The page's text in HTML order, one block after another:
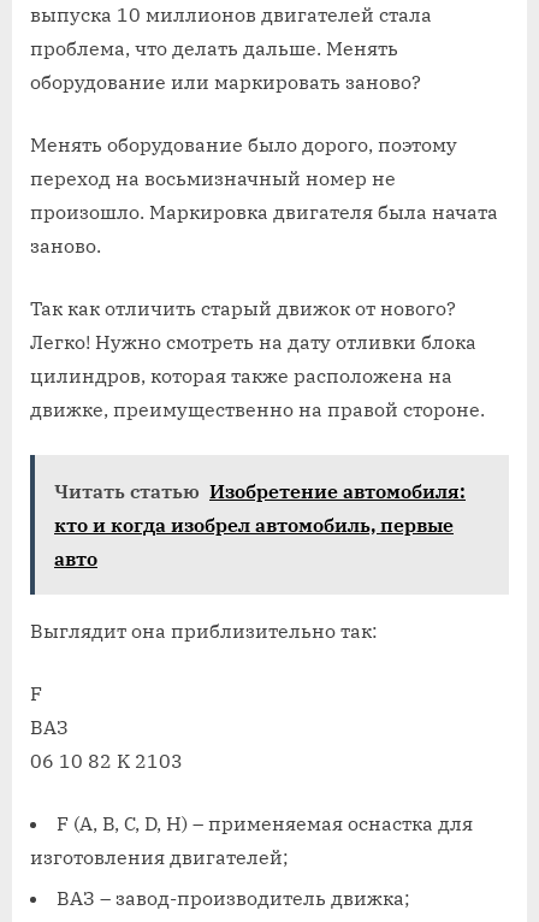
выпуска 10 миллионов двигателей стала
проблема, что делать дальше. Менять
оборудование или маркировать заново?
Менять оборудование было дорого, поэтому
переход на восьмизначный номер не
произошло. Маркировка двигателя была начата
заново.
Так как отличить старый движок от нового?
Легко! Нужно смотреть на дату отливки блока
цилиндров, которая также расположена на
движке, преимущественно на правой стороне.
Читать статью Изобретение автомобиля:
кто и когда изобрел автомобиль, первые
авто
Выглядит она приблизительно так:
F
ВАЗ
06 10 82 K 2103
F (A, B, C, D, H) – применяемая оснастка для
изготовления двигателей;
ВАЗ – завод-производитель движка;